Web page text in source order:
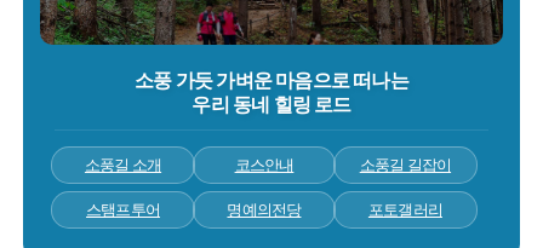
소풍 가듯 가벼운 마음으로 떠나는
우리 동네 힐링 로드
소풍길 소개 코스안내 소풍길 길잡이
스탬프투어 명예의전당 포토갤러리